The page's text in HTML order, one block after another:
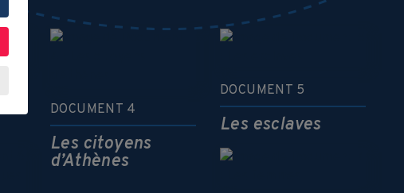
DOCUMENT 4
Les citoyens
d’Athènes
DOCUMENT 5
Les esclaves